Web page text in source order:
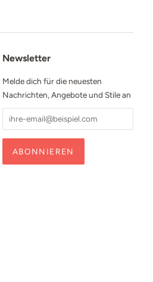
Newsletter
Melde dich für die neuesten
Nachrichten, Angebote und Stile an